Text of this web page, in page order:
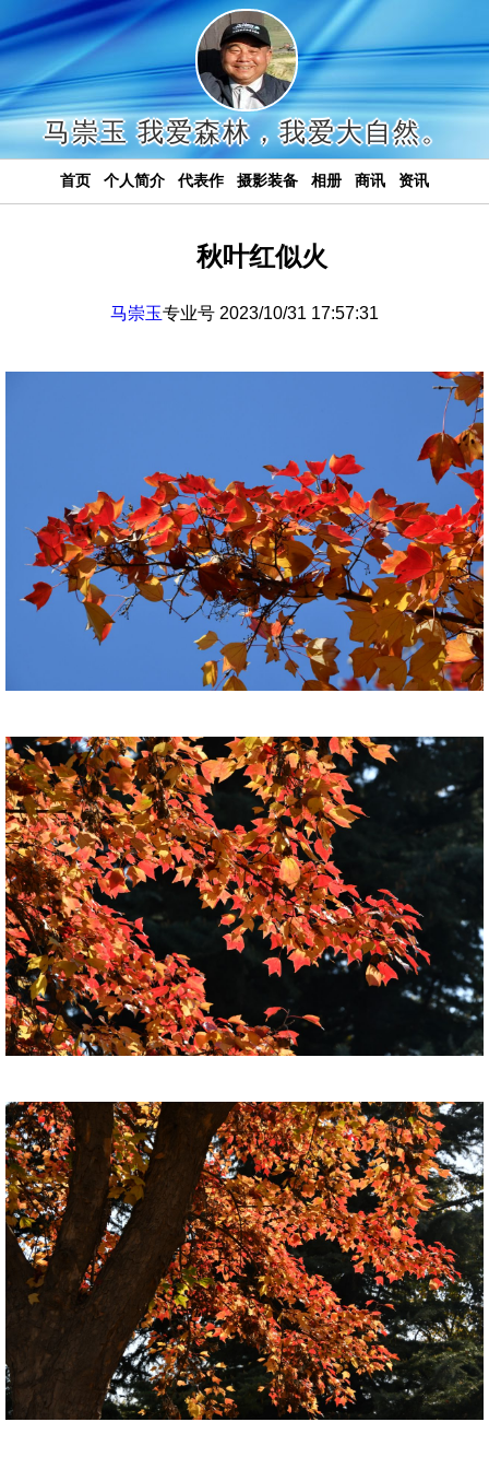
马崇玉 我爱森林，我爱大自然。
首页 个人简介 代表作 摄影装备 相册 商讯 资讯
秋叶红似火
马崇玉专业号 2023/10/31 17:57:31